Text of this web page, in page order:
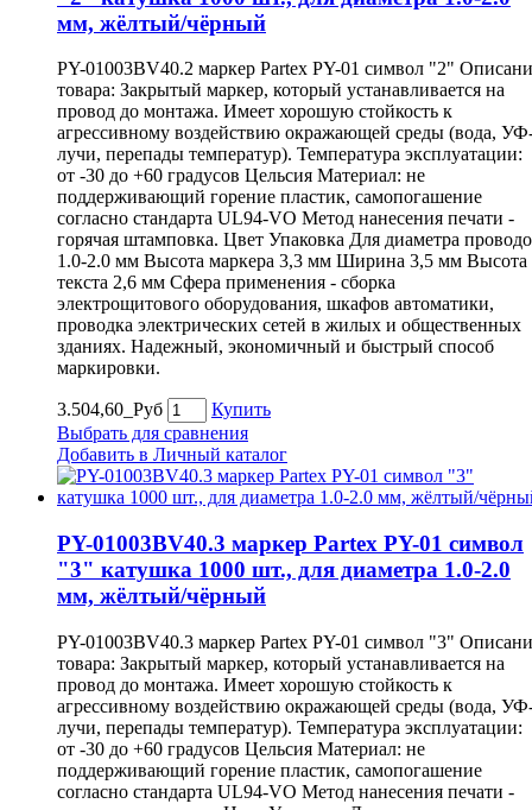
мм, жёлтый/чёрный
PY-01003BV40.2 маркер Partex PY-01 символ "2"
товара: Закрытый маркер, который устанавливается на
провод до монтажа. Имеет хорошую стойкость к
агрессивному воздействию окражающей среды (вода,
лучи, перепады температур). Температура эксплуатации:
от -30 до +60 градусов Цельсия Материал: не
поддерживающий горение пластик, самопогашение
согласно стандарта UL94-VO Метод нанесения печати -
горячая штамповка. Цвет Упаковка Для диаметра
1.0-2.0 мм Высота маркера 3,3 мм Ширина 3,5 мм Высота
текста 2,6 мм Сфера применения - сборка
электрощитового оборудования, шкафов автоматики,
проводка электрических сетей в жилых и общественных
зданиях. Надежный, экономичный и быстрый способ
маркировки.
3.504,60_Руб
Купить
Выбрать для сравнения
Добавить в Личный каталог
PY-01003BV40.3 маркер Partex PY-01 символ
"3" катушка 1000 шт., для диаметра 1.0-2.0
мм, жёлтый/чёрный
PY-01003BV40.3 маркер Partex PY-01 символ "3"
товара: Закрытый маркер, который устанавливается на
провод до монтажа. Имеет хорошую стойкость к
агрессивному воздействию окражающей среды (вода,
лучи, перепады температур). Температура эксплуатации:
от -30 до +60 градусов Цельсия Материал: не
поддерживающий горение пластик, самопогашение
согласно стандарта UL94-VO Метод нанесения печати -